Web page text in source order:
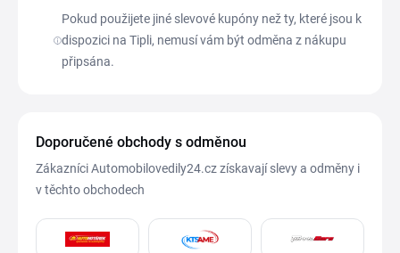
Pokud použijete jiné slevové kupóny než ty, které jsou k
dispozici na Tipli, nemusí vám být odměna z nákupu
připsána.
Doporučené obchody s odměnou
Zákazníci Automobilovedily24.cz získavají slevy a odměny i
v těchto obchodech